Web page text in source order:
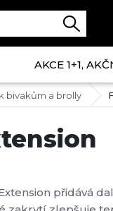
AKCE 1+1,
bivakům a brolly
přidává